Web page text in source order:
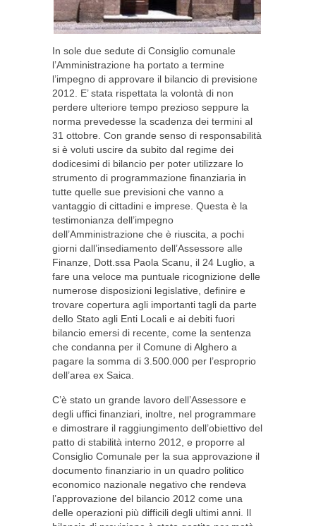
In sole due sedute di Consiglio comunale
l’Amministrazione ha portato a termine
l’impegno di approvare il bilancio di previsione
2012. E’ stata rispettata la volontà di non
perdere ulteriore tempo prezioso seppure la
norma prevedesse la scadenza dei termini al
31 ottobre. Con grande senso di responsabilità
si è voluti uscire da subito dal regime dei
dodicesimi di bilancio per poter utilizzare lo
strumento di programmazione finanziaria in
tutte quelle sue previsioni che vanno a
vantaggio di cittadini e imprese. Questa è la
testimonianza dell’impegno
dell’Amministrazione che è riuscita, a pochi
giorni dall’insediamento dell’Assessore alle
Finanze, Dott.ssa Paola Scanu, il 24 Luglio, a
fare una veloce ma puntuale ricognizione delle
numerose disposizioni legislative, definire e
trovare copertura agli importanti tagli da parte
dello Stato agli Enti Locali e ai debiti fuori
bilancio emersi di recente, come la sentenza
che condanna per il Comune di Alghero a
pagare la somma di 3.500.000 per l’esproprio
dell’area ex Saica.
C’è stato un grande lavoro dell’Assessore e
degli uffici finanziari, inoltre, nel programmare
e dimostrare il raggiungimento dell’obiettivo del
patto di stabilità interno 2012, e proporre al
Consiglio Comunale per la sua approvazione il
documento finanziario in un quadro politico
economico nazionale negativo che rendeva
l’approvazione del bilancio 2012 come una
delle operazioni più difficili degli ultimi anni. Il